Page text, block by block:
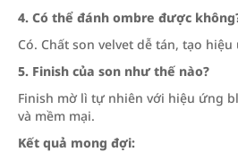
4. Có thể đánh ombre được
Có. Chất son velvet dễ tán, tạo
5. Finish của son như thế nào?
Finish mờ lì tự nhiên với hiệu ứng
và mềm mại.
Kết quả mong đợi: